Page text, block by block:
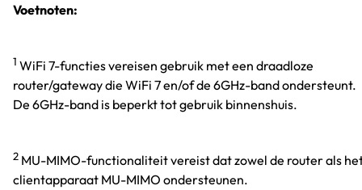
Voetnoten:
1 WiFi 7-functies vereisen gebruik met een draadloze
router/gateway die WiFi 7 en/of de 6GHz-band ondersteunt.
De 6GHz-band is beperkt tot gebruik binnenshuis.
2 MU-MIMO-functionaliteit vereist dat zowel de router als
clientapparaat MU-MIMO ondersteunen.